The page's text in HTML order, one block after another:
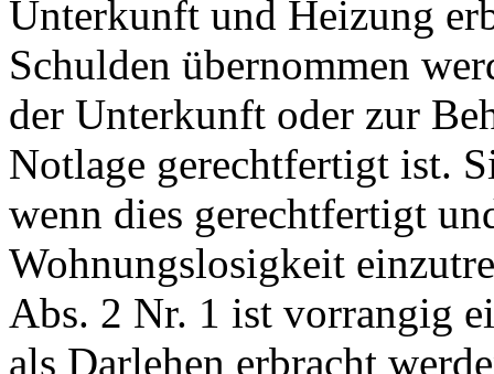
Unterkunft und Heizung
Schulden übernommen
der Unterkunft oder zur
Notlage gerechtfertigt ist.
wenn dies gerechtfertigt
Wohnungslosigkeit
Abs. 2 Nr. 1 ist vorrangig
als Darlehen erbracht